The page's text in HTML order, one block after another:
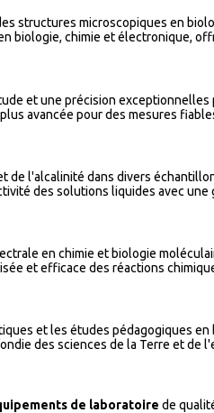
structures microscopiques en
biologie, chimie et électronique,
et une précision exceptionnelles
avancée pour des mesures
de l'alcalinité dans divers
des solutions liquides avec une
en chimie et biologie
et efficace des réactions
et les études pédagogiques en
des sciences de la Terre et de
de laboratoire de